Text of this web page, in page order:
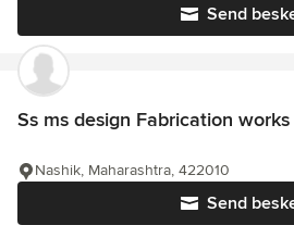
Send
Ss ms design Fabrication works
Send
Nashik, Maharashtra, 422010